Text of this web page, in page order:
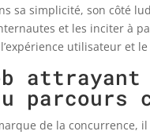
sa simplicité, son côté
et les inciter à
utilisateur et
parcours
de la